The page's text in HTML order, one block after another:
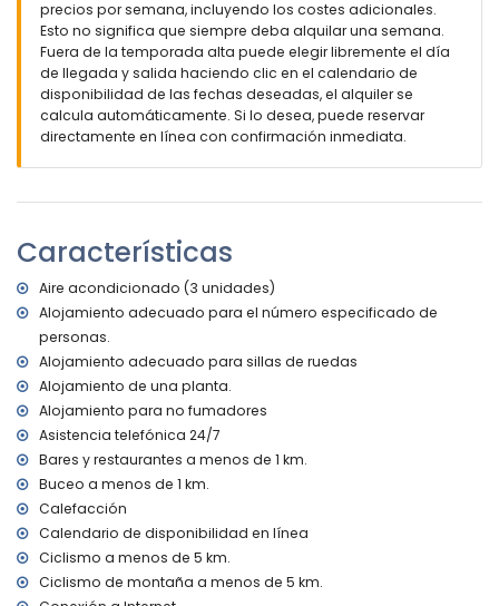
tumbonas
jardín comunitario con césped y árboles
terraza cubierta
ducha exterior
zona de estar exterior y zona de comedor exterior
Más información
pueblo más cercano: Denia (a menos de 3 kilómetros del
playa más cercana: Playa de la Marineta (a menos de 3
kilómetros del apartamento)
puerto más cercano: Real Club Náutico (a menos de 3
kilómetros del apartamento)
parque más cercano: Parque Ginjoler (a menos de 1000
metros del apartamento)
aeropuerto más cercano: Alicante (a menos de 100
kilómetros del apartamento)
segundo aeropuerto más cercano: Valencia (a más de 100
kilómetros)
no se permite fumar
no se permiten mascotas
alojamiento accesible para personas en silla de ruedas
El alojamiento es muy adecuado para familias con niños
Instalaciones y servicios incluidos en el precio de alquiler
del apartamento
precios por semana, incluyendo los costes adicionales.
Esto no significa que siempre deba alquilar una semana.
Fuera de la temporada alta puede elegir libremente el día
de llegada y salida haciendo clic en el calendario de
disponibilidad de las fechas deseadas, el alquiler se
calcula automáticamente. Si lo desea, puede reservar
directamente en línea con confirmación inmediata.
Características
Aire acondicionado (3 unidades)
Alojamiento adecuado para el número especificado de
personas.
Alojamiento adecuado para sillas de ruedas
Alojamiento de una planta.
Alojamiento para no fumadores
Asistencia telefónica 24/7
Bares y restaurantes a menos de 1 km.
Buceo a menos de 1 km.
Calefacción
Calendario de disponibilidad en línea
Ciclismo a menos de 5 km.
Ciclismo de montaña a menos de 5 km.